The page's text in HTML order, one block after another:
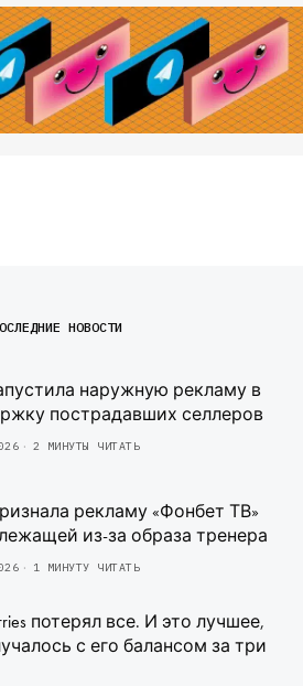
НОВОСТИ
наружную рекламу в
пострадавших селлеров
2 МИНУТЫ ЧИТАТЬ
рекламу «Фонбет ТВ»
из-за образа тренера
1 МИНУТУ ЧИТАТЬ
потерял все. И это лучшее,
с его балансом за три